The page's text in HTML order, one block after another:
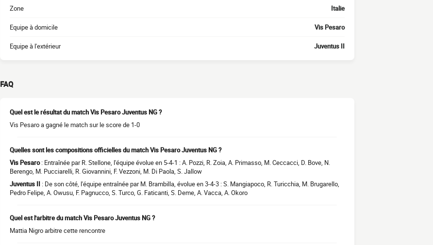
Zone Italie
Equipe à domicile Vis Pesaro
Equipe à l'extérieur Juventus II
FAQ
Quel est le résultat du match Vis Pesaro Juventus NG ?
Vis Pesaro a gagné le match sur le score de 1-0
Quelles sont les compositions officielles du match Vis Pesaro Juventus NG ?
Vis Pesaro: Entraînée par R. Stellone, l'équipe évolue en 5-4-1 : A. Pozzi, R. Zoia, A. Primasso, M. Ceccacci, D. Bove, N.
Berengo, M. Pucciarelli, R. Giovannini, F. Vezzoni, M. Di Paola, S. Jallow
Juventus II : De son côté, l'équipe entraînée par M. Brambilla, évolue en 3-4-3 : S. Mangiapoco, R. Turicchia, M. Brugarello,
Pedro Felipe, A. Owusu, F. Pagnucco, S. Turco, G. Faticanti, S. Deme, A. Vacca, A. Okoro
Quel est l'arbitre du match Vis Pesaro Juventus NG ?
Mattia Nigro arbitre cette rencontre